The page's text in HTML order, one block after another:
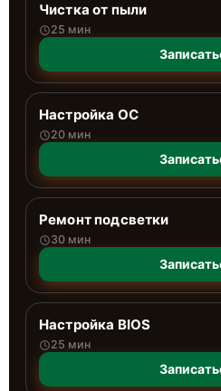
Чистка от пыли
25 мин
Настройка ОС
20 мин
Ремонт подсветки
30 мин
Настройка BIOS
25 мин